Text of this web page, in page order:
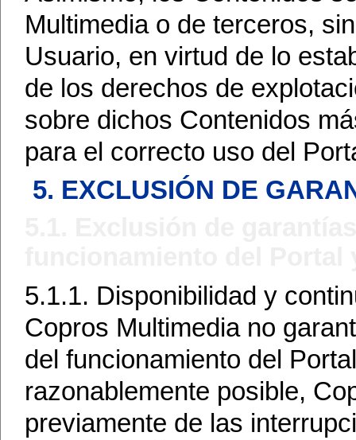
Multimedia o de terceros,
Usuario, en virtud de lo
de los derechos de
sobre dichos Contenidos
para el correcto uso del
5. EXCLUSIÓN DE
5.1.1. Disponibilidad y
Copros Multimedia no
del funcionamiento del
razonablemente posible,
previamente de las